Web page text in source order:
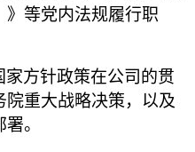
》等党内法规履行职
家方针政策在公司的贯
重大战略决策，以及
。